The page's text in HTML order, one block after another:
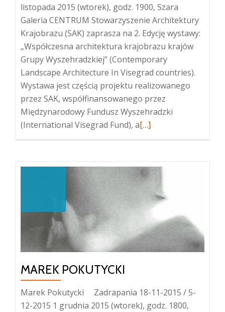
listopada 2015 (wtorek), godz. 1900, Szara
Galeria CENTRUM Stowarzyszenie Architektury
Krajobrazu (SAK) zaprasza na 2. Edycję wystawy:
„Współczesna architektura krajobrazu krajów
Grupy Wyszehradzkiej” (Contemporary
Landscape Architecture In Visegrad countries).
Wystawa jest częścią projektu realizowanego
przez SAK, współfinansowanego przez
Międzynarodowy Fundusz Wyszehradzki
(International Visegrad Fund), aWięcej
krajów
Grupy
Wyszehradzkiej
[…]
MAREK POKUTYCKI
Marek Pokutycki Zadrapania 18-11-2015 / 5-
12-2015 1 grudnia 2015 (wtorek), godz. 1800,